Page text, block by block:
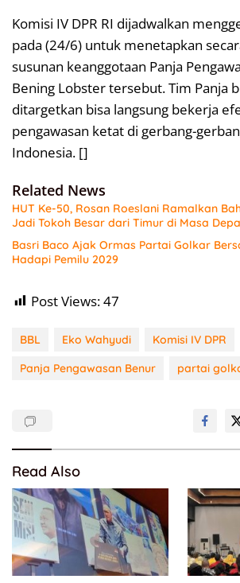
Komisi IV DPR RI dijadwalkan
pada (24/6) untuk menetapkan
susunan keanggotaan Panja
Bening Lobster tersebut. Tim Panja
ditargetkan bisa langsung bekerja
pengawasan ketat di gerbang-
Indonesia. []
Related News
HUT Ke-50, Rosan Roeslani Ramalkan
Jadi Tokoh Besar dari Timur di Masa
Basri Baco Ajak Ormas Partai Golkar
Hadapi Pemilu 2029
Post Views:47
BBL Eko Wahyudi
Komisi IV DPR
Panja Pengawasan Benur
partai
Read Also